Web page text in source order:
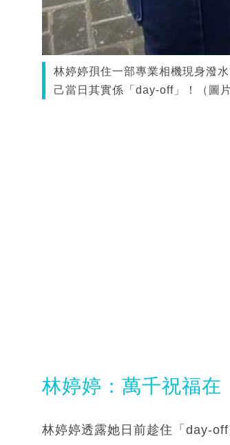
林婷婷孭住一部專業相機現身潑
己當日其實係「day-off」！（圖
林婷婷：萬千祝福在
林婷婷透露她日前趁住「day-